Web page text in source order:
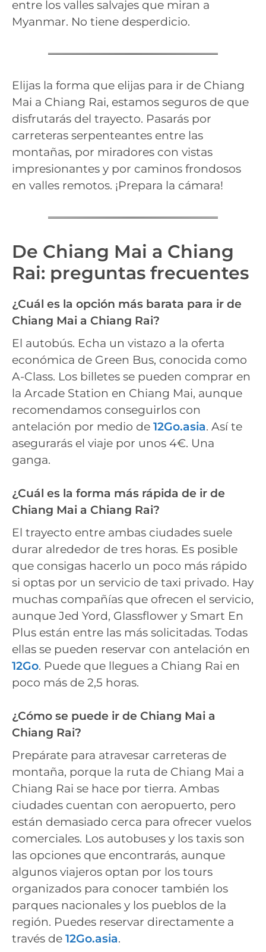
entre los valles salvajes que miran a
Myanmar. No tiene desperdicio.
Elijas la forma que elijas para ir de Chiang
Mai a Chiang Rai, estamos seguros de que
disfrutarás del trayecto. Pasarás por
carreteras serpenteantes entre las
montañas, por miradores con vistas
impresionantes y por caminos frondosos
en valles remotos. ¡Prepara la cámara!
De Chiang Mai a Chiang
Rai: preguntas frecuentes
¿Cuál es la opción más barata para ir de
Chiang Mai a Chiang Rai?
El autobús. Echa un vistazo a la oferta
económica de Green Bus, conocida como
A-Class. Los billetes se pueden comprar en
la Arcade Station en Chiang Mai, aunque
recomendamos conseguirlos con
antelación por medio de 12Go.asia. Así te
asegurarás el viaje por unos 4€. Una
ganga.
¿Cuál es la forma más rápida de ir de
Chiang Mai a Chiang Rai?
El trayecto entre ambas ciudades suele
durar alrededor de tres horas. Es posible
que consigas hacerlo un poco más rápido
si optas por un servicio de taxi privado. Hay
muchas compañías que ofrecen el servicio,
aunque Jed Yord, Glassflower y Smart En
Plus están entre las más solicitadas. Todas
ellas se pueden reservar con antelación en
12Go. Puede que llegues a Chiang Rai en
poco más de 2,5 horas.
¿Cómo se puede ir de Chiang Mai a
Chiang Rai?
Prepárate para atravesar carreteras de
montaña, porque la ruta de Chiang Mai a
Chiang Rai se hace por tierra. Ambas
ciudades cuentan con aeropuerto, pero
están demasiado cerca para ofrecer vuelos
comerciales. Los autobuses y los taxis son
las opciones que encontrarás, aunque
algunos viajeros optan por los tours
organizados para conocer también los
parques nacionales y los pueblos de la
región. Puedes reservar directamente a
través de 12Go.asia.